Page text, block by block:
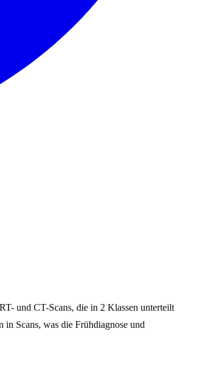
und CT-Scans, die in 2 Klassen unterteilt
Scans, was die Frühdiagnose und